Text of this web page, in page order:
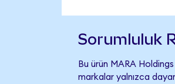
Sorumluluk
Bu ürün MARA
markalar yalnızca